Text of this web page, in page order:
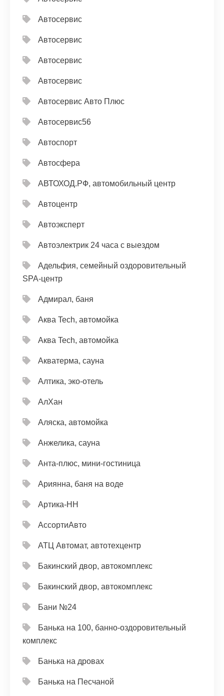
Автосервис
Автосервис
Автосервис
Автосервис
Автосервис Авто Плюс
Автосервис56
Автоспорт
Автосфера
АВТОХОД.РФ, автомобильный центр
Автоцентр
Автоэксперт
Автоэлектрик 24 часа с выездом
Адельфия, семейный оздоровительный
SPA-центр
Адмирал, баня
Аква Tech, автомойка
Аква Tech, автомойка
Акватерма, сауна
Алтика, эко-отель
АлХан
Аляска, автомойка
Анжелика, сауна
Анта-плюс, мини-гостиница
Ариянна, баня на воде
Артика-НН
АссортиАвто
АТЦ Автомат, автотехцентр
Бакинский двор, автокомплекс
Бакинский двор, автокомплекс
Бани №24
Банька на 100, банно-оздоровительный
комплекс
Банька на дровах
Банька на Песчаной